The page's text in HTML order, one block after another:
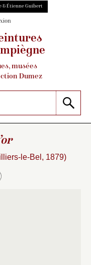
& Étienne Guibert
musées
Dumez
le-Bel, 1879)